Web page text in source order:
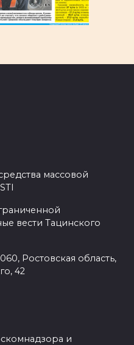
массовой
вести Тацинского
Ростовская область,
42
и